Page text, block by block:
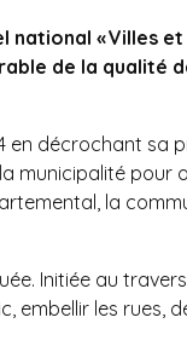
« Villes et
de la qualité
en décrochant sa
municipalité pour
la
Initiée au
embellir les rues,